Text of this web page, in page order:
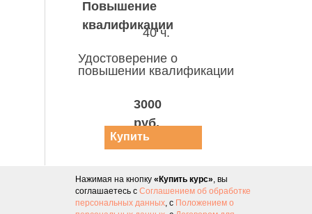
Повышение
квалификации
Удостоверение о
повышении квалификации
40 ч.
3000
руб.
Купить
курс
Нажимая на кнопку «Купить курс», вы
соглашаетесь с Соглашением об обработке
персональных данных, с Положением о